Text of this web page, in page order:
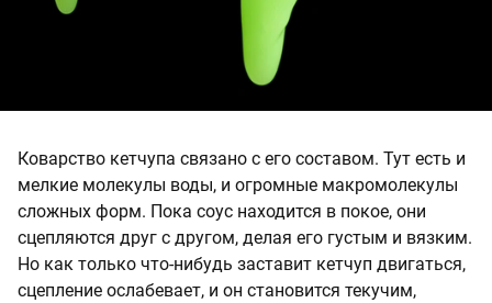
Коварство кетчупа связано с его составом. Тут есть и
мелкие молекулы воды, и огромные макромолекулы
сложных форм. Пока соус находится в покое, они
сцепляются друг с другом, делая его густым и вязким.
Но как только что-нибудь заставит кетчуп двигаться,
сцепление ослабевает, и он становится текучим,